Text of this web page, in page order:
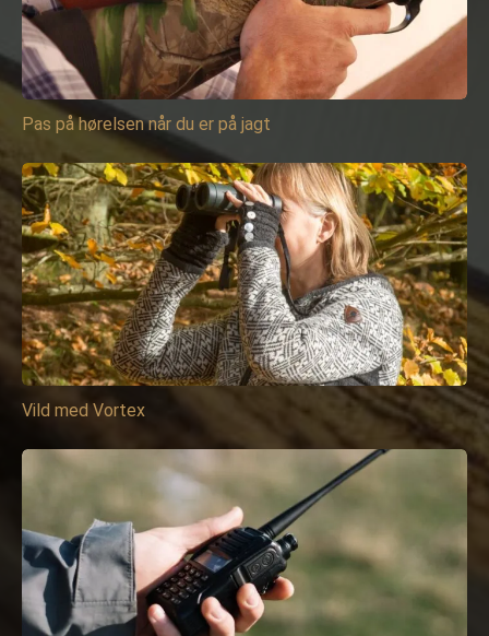
Pas på hørelsen når du er på jagt
Vild med Vortex